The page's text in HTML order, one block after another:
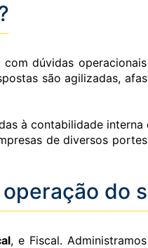
com dúvidas
são agilizadas,
à contabilidade interna
de diversos
do
, e Fiscal.